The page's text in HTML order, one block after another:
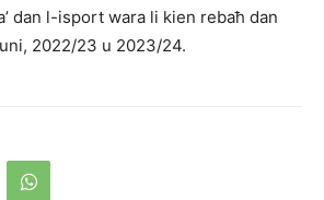
dan l-isport wara li kien rebaħ dan
2022/23 u 2023/24.